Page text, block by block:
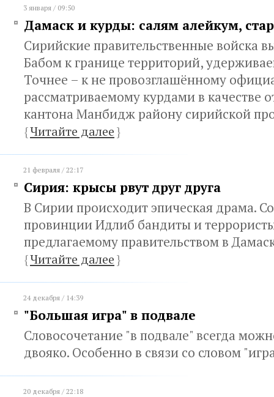
3 января / 09:50
Дамаск и курды: салям алейкум,
Сирийские правительственные войска
Бабом к границе территорий,
Точнее – к не провозглашённому
рассматриваемому курдами в качестве
кантона Манбидж району сирийской
{Читайте далее}
21 февраля / 22:17
Сирия: крысы рвут друг друга
В Сирии происходит эпическая драма.
провинции Идлиб бандиты и
предлагаемому правительством в
{Читайте далее}
24 декабря / 14:39
"Большая игра" в подвале
Словосочетание "в подвале" всегда
двояко. Особенно в связи со словом
20 декабря / 22:18